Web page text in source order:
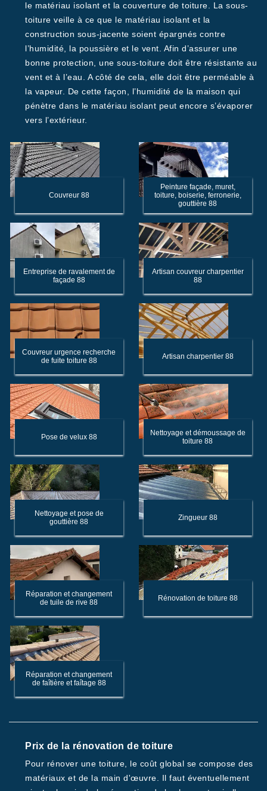
le matériau isolant et la couverture de toiture. La sous-
toiture veille à ce que le matériau isolant et la
construction sous-jacente soient épargnés contre
l’humidité, la poussière et le vent. Afin d’assurer une
bonne protection, une sous-toiture doit être résistante au
vent et à l’eau. A côté de cela, elle doit être perméable à
la vapeur. De cette façon, l’humidité de la maison qui
pénètre dans le matériau isolant peut encore s’évaporer
vers l’extérieur.
Couvreur 88
Peinture façade, muret,
toiture, boiserie, ferronerie,
gouttière 88
Entreprise de ravalement de
façade 88
Artisan couvreur charpentier
88
Couvreur urgence recherche
de fuite toiture 88
Artisan charpentier 88
Pose de velux 88
Nettoyage et démoussage de
toiture 88
Nettoyage et pose de
gouttière 88
Zingueur 88
Réparation et changement
de tuile de rive 88
Rénovation de toiture 88
Réparation et changement
de faîtière et faîtage 88
Prix de la rénovation de toiture
Pour rénover une toiture, le coût global se compose des
matériaux et de la main d'œuvre. Il faut éventuellement